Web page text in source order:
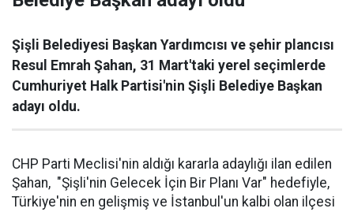
Şişli Belediyesi Başkan Yardımcısı ve şehir plancısı
Resul Emrah Şahan, 31 Mart'taki yerel seçimlerde
Cumhuriyet Halk Partisi'nin Şişli Belediye Başkan
adayı oldu.
CHP Parti Meclisi'nin aldığı kararla adaylığı ilan edilen
Şahan, "Şişli'nin Gelecek İçin Bir Planı Var" hedefiyle,
Türkiye'nin en gelişmiş ve İstanbul'un kalbi olan ilçesi